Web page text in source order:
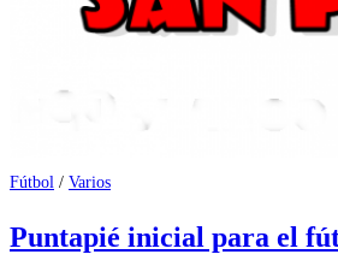
Fútbol / Varios
Puntapié inicial para el